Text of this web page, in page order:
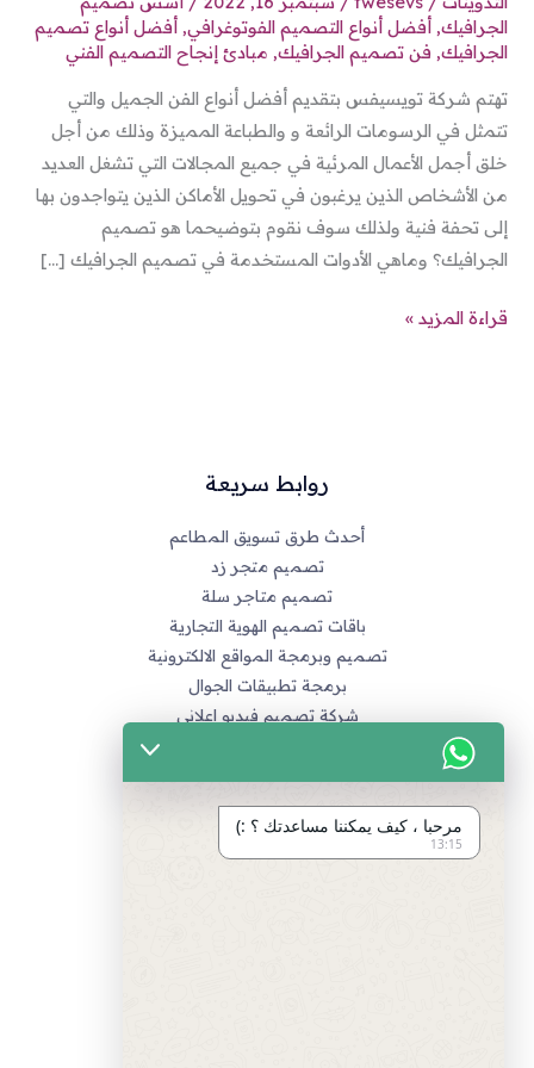
الجرافيك, أفضل أنواع التصميم الفوتوغرافي, أفضل أنواع تصميم
الجرافيك, فن تصميم الجرافيك, مبادئ إنجاح التصميم الفني
تهتم شركة تويسيفس بتقديم أفضل أنواع الفن الجميل والتي
تتمثل في الرسومات الرائعة و والطباعة المميزة وذلك من أجل
خلق أجمل الأعمال المرئية في جميع المجالات التي تشغل العديد
من الأشخاص الذين يرغبون في تحويل الأماكن الذين يتواجدون بها
إلى تحفة فنية ولذلك سوف نقوم بتوضيحما هو تصميم
الجرافيك؟ وماهي الأدوات المستخدمة في تصميم الجرافيك […]
قراءة المزيد »
روابط سريعة
أحدث طرق تسويق المطاعم
تصميم متجر زد
تصميم متاجر سلة
باقات تصميم الهوية التجارية
تصميم وبرمجة المواقع الالكترونية
برمجة تطبيقات الجوال
شركة تصميم فيديو اعلاني
التسويق الالكتروني
تصميم متاجر زد و متاجر سله
مرحبا ، كيف يمكننا مساعدتك ؟ :)
13:15